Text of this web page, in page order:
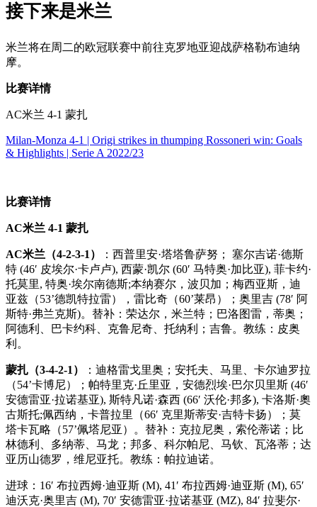
接下来是米兰
米兰将在周二的欧冠联赛中前往克罗地亚迎战萨格勒布迪纳
摩。
比赛详情
AC米兰 4-1 蒙扎
Milan-Monza 4-1 | Origi strikes in thumping Rossoneri win: Goals
& Highlights | Serie A 2022/23
比赛详情
AC米兰 4-1 蒙扎
AC米兰（4-2-3-1）
：西普里安·塔塔鲁萨努； 塞尔吉诺·德斯
特 (46′ 皮埃尔·卡卢卢), 西蒙·凯尔 (60′ 马特奥·加比亚), 菲卡约·
托莫里, 特奥·埃尔南德斯;本纳赛尔，波贝加；梅西亚斯，迪
亚兹（53’德凯特拉雷），雷比奇（60’莱昂）；奥里吉 (78′ 阿
斯特·弗兰克斯)。替补：荣达尔，米兰特；巴洛图雷，蒂奥；
阿德利、巴卡约科、克鲁尼奇、托纳利；吉鲁。教练：皮奥
利。
蒙扎（3-4-2-1）
：迪格雷戈里奥；安托夫、马里、卡尔迪罗拉
（54’卡博尼）；帕特里克·丘里亚，安德烈埃·巴尔贝里斯 (46′
安德雷亚·拉诺基亚), 斯特凡诺·森西 (66′ 沃伦·邦多), 卡洛斯·奧
古斯托;佩西纳，卡普拉里（66′ 克里斯蒂安·吉特卡扬）；莫
塔卡瓦略（57’佩塔尼亚）。替补：克拉尼奥，索伦蒂诺；比
林德利、多纳蒂、马龙；邦多、科尔帕尼、马钦、瓦洛蒂；达
亚历山德罗，维尼亚托。教练：帕拉迪诺。
进球：16′ 布拉西姆·迪亚斯 (M), 41′ 布拉西姆·迪亚斯 (M), 65′
迪沃克·奥里吉 (M), 70′ 安德雷亚·拉诺基亚 (MZ), 84′ 拉斐尔·